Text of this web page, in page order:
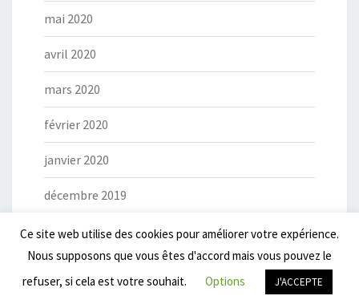
mai 2020
avril 2020
mars 2020
février 2020
janvier 2020
décembre 2019
novembre 2019
octobre 2019
Ce site web utilise des cookies pour améliorer votre expérience.
Nous supposons que vous êtes d'accord mais vous pouvez le
refuser, si cela est votre souhait.
Options J'ACCEPTE